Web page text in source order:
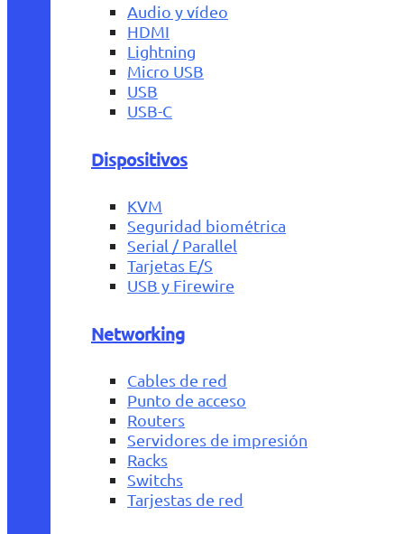
Audio y vídeo
HDMI
Lightning
Micro USB
USB
USB-C
Dispositivos
KVM
Seguridad biométrica
Serial / Parallel
Tarjetas E/S
USB y Firewire
Networking
Cables de red
Punto de acceso
Routers
Servidores de impresión
Racks
Switchs
Tarjestas de red